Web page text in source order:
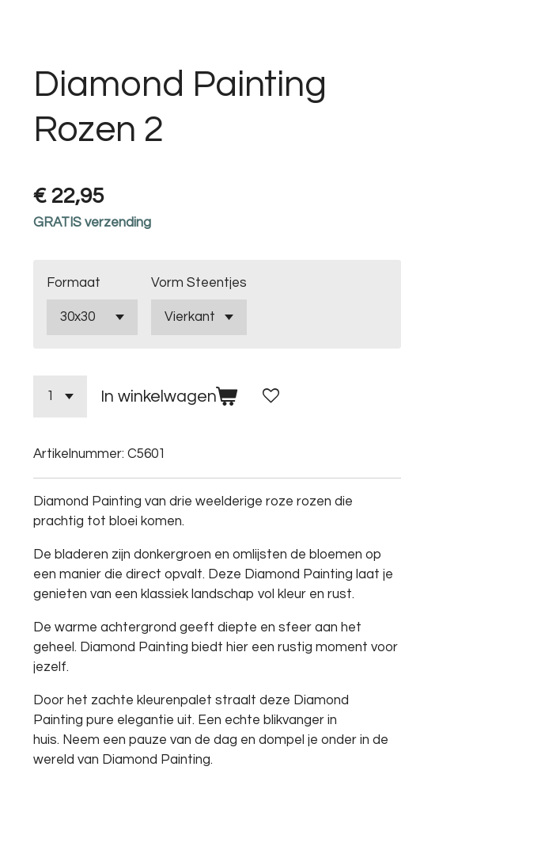
Diamond Painting
Rozen 2
€ 22,95
GRATIS verzending
Formaat Vorm Steentjes
In winkelwagen
Artikelnummer: C5601
Diamond Painting van drie weelderige roze rozen die
prachtig tot bloei komen.
De bladeren zijn donkergroen en omlijsten de bloemen op
een manier die direct opvalt. Deze Diamond Painting laat je
genieten van een klassiek landschap vol kleur en rust.
De warme achtergrond geeft diepte en sfeer aan het
geheel. Diamond Painting biedt hier een rustig moment voor
jezelf.
Door het zachte kleurenpalet straalt deze Diamond
Painting pure elegantie uit. Een echte blikvanger in
huis. Neem een pauze van de dag en dompel je onder in de
wereld van Diamond Painting.